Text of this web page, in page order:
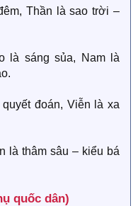
Thần là sao trời –
là sáng sủa, Nam là
đoán, Viễn là xa
là thâm sâu – kiểu bá
quốc dân)​